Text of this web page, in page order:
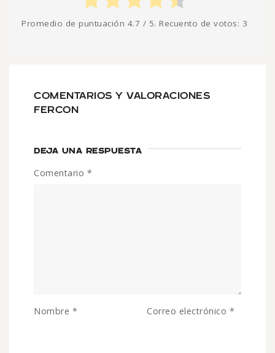
Promedio de puntuación 4.7 / 5. Recuento de votos: 3
COMENTARIOS Y VALORACIONES
FERCON
DEJA UNA RESPUESTA
Comentario *
Nombre * Correo electrónico *